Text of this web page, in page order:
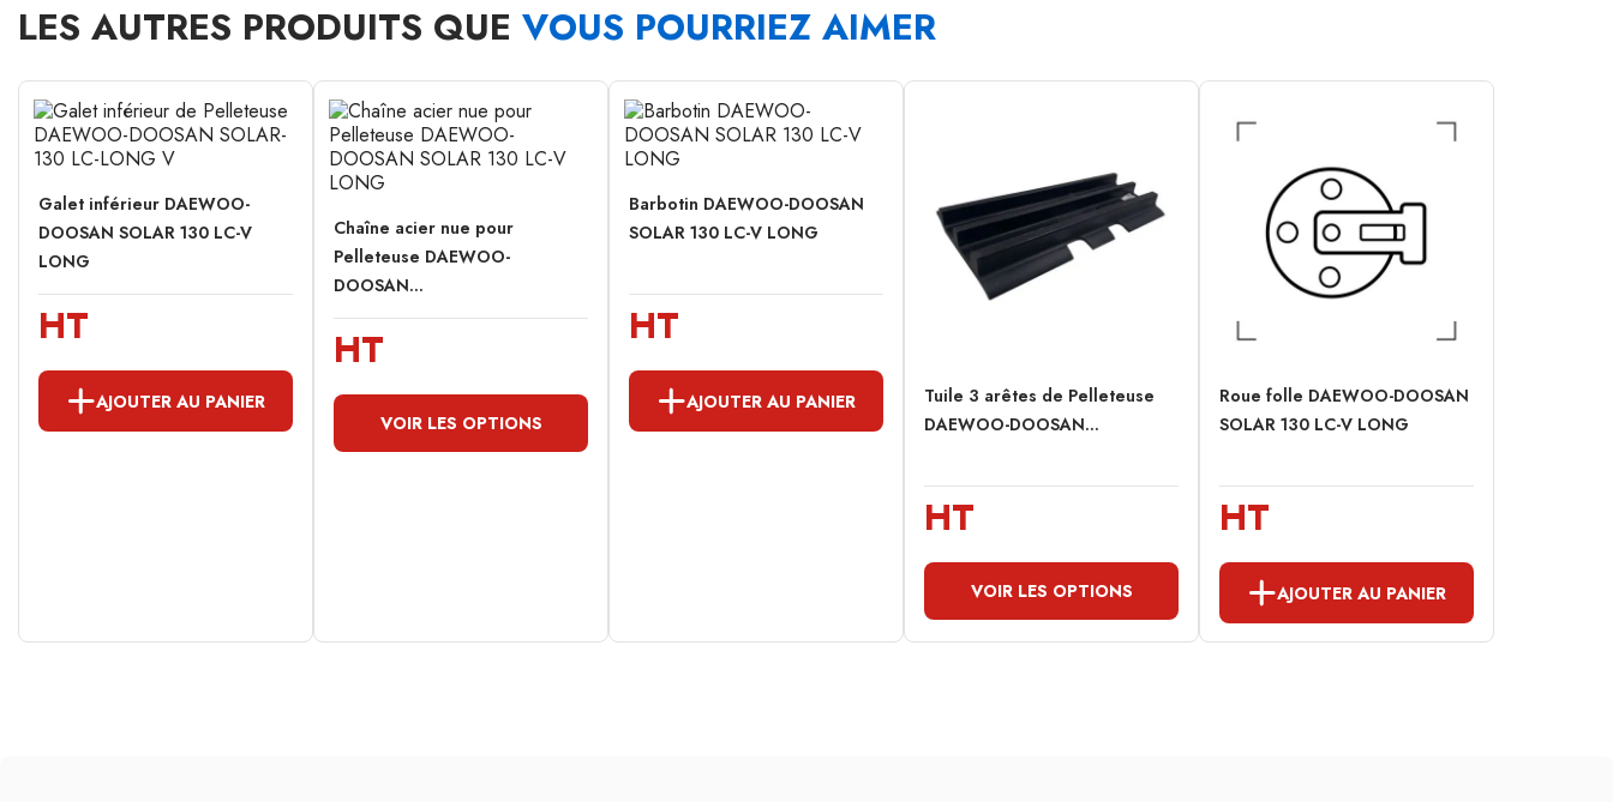
LES AUTRES PRODUITS QUE VOUS POURRIEZ AIMER
Galet inférieur DAEWOO-
DOOSAN SOLAR 130 LC-V
LONG
HT
AJOUTER AU PANIER
Chaîne acier nue pour
Pelleteuse DAEWOO-
DOOSAN...
HT
VOIR LES OPTIONS
Barbotin DAEWOO-DOOSAN
SOLAR 130 LC-V LONG
HT
AJOUTER AU PANIER
Tuile 3 arêtes de Pelleteuse
DAEWOO-DOOSAN...
HT
VOIR LES OPTIONS
Roue folle DAEWOO-DOOSAN
SOLAR 130 LC-V LONG
HT
AJOUTER AU PANIER